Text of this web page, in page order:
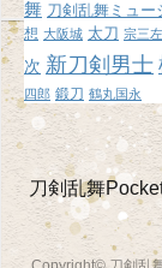
舞 刀剣乱舞ミュー
想 大阪城 太刀 宗三
次 新刀剣男士
四郎 鍛刀 鶴丸国永
刀剣乱舞